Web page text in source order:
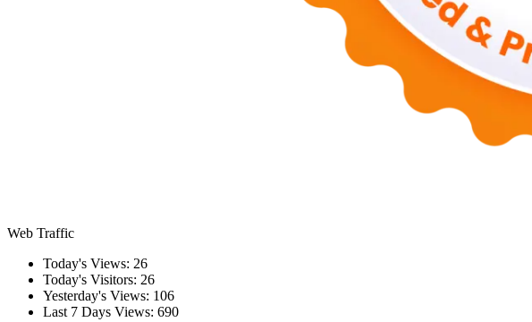
Web Traffic
Today's Views: 26
Today's Visitors: 26
Yesterday's Views: 106
Last 7 Days Views: 690